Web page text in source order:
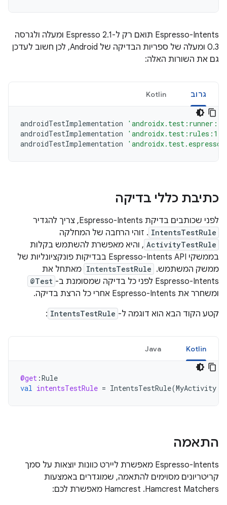
‫Espresso-Intents תואם רק ל-Espresso 2.1 ומעלה ולגרסה
0.3 ומעלה של ספריות הבדיקה של Android, לכן חשוב לעדכן
גם את השורות האלה:
גרוב Kotlin
androidTestImplementation
androidTestImplementation
androidTestImplementation
כתיבת כללי בדיקה
לפני שכותבים בדיקת Espresso-Intents, צריך להגדיר
IntentsTestRule . זוהי הרחבה של המחלקה
ActivityTestRule , והיא מאפשרת להשתמש בקלות
בממשקי Espresso-Intents API בבדיקות פונקציונליות של
ממשק המשתמש. ‫ IntentsTestRule מאתחל את
Espresso-Intents לפני כל בדיקה שמסומנת ב-
@Test
ומשחרר את Espresso-Intents אחרי כל הרצת בדיקה.
קטע הקוד הבא הוא דוגמה ל- IntentsTestRule
:
Kotlin
Java
@get :Rule
val intentsTestRule = IntentsTestRule(MyActivity
התאמה
‫Espresso-Intents מאפשרת ליירט כוונות יוצאות על סמך
קריטריונים מסוימים להתאמה, שמוגדרים באמצעות
Hamcrest Matchers. ‫Hamcrest מאפשרת לכם: